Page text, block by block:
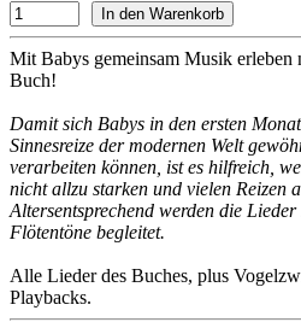
Mit Babys gemeinsam Musik
Buch!
Damit sich Babys in den ersten
Sinnesreize der modernen Welt
verarbeiten können, ist es hilfreich,
nicht allzu starken und vielen Reizen
Altersentsprechend werden die
Flötentöne begleitet.
Alle Lieder des Buches, plus
Playbacks.